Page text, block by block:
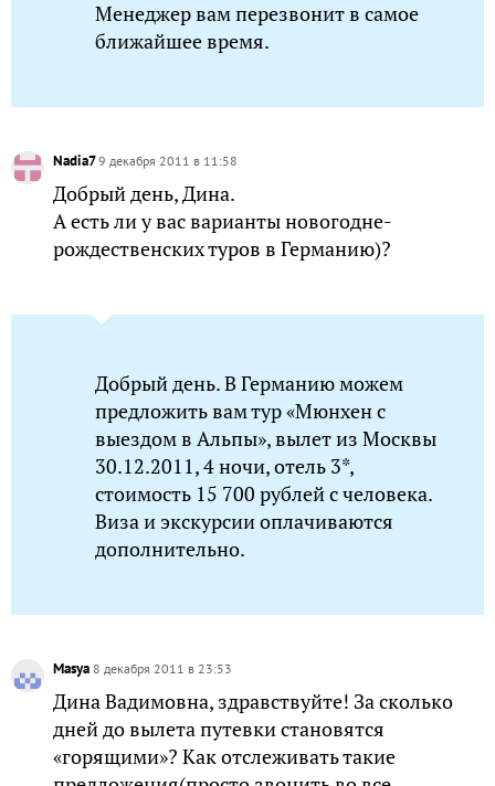
Менеджер вам перезвонит в самое
ближайшее время.
Nadia79 декабря 2011 в 11:58
Добрый день, Дина.
А есть ли у вас варианты новогодне-
рождественских туров в Германию)?
Добрый день. В Германию можем
предложить вам тур «Мюнхен с
выездом в Альпы», вылет из Москвы
30.12.2011, 4 ночи, отель 3*,
стоимость 15 700 рублей с человека.
Виза и экскурсии оплачиваются
дополнительно.
Masya 8 декабря 2011 в 23:53
Дина Вадимовна, здравствуйте! За сколько
дней до вылета путевки становятся
«горящими»? Как отслеживать такие